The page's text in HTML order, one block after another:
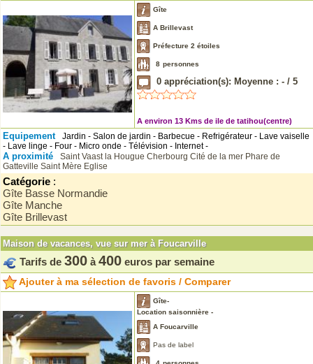
Gîte
A Brillevast
Préfecture 2 étoiles
8 personnes
0 appréciation(s): Moyenne : - / 5
A environ 13 Kms de ile de tatihou(centre)
Equipement
Jardin - Salon de jardin - Barbecue - Refrigérateur - Lave vaiselle
- Lave linge - Four - Micro onde - Télévision - Internet -
A proximité Saint Vaast la Hougue Cherbourg Cité de la mer Phare de
Gatteville Saint Mère Eglise
Catégorie :
Gîte Basse Normandie
Gîte Manche
Gîte Brillevast
Maison de vacances, vue sur mer à Foucarville
Tarifs de 300 à 400 euros par semaine
Ajouter à ma sélection de favoris / Comparer
Gîte-
Location saisonnière -
A Foucarville
Pas de label